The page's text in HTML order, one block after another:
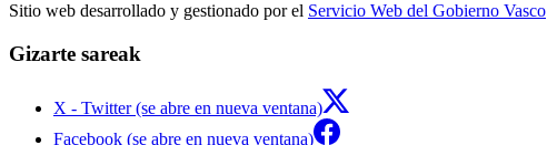
Sitio web desarrollado y gestionado por el Servicio Web del Gobierno Vasco
Gizarte sareak
X - Twitter (se abre en nueva ventana)
Facebook (se abre en nueva ventana)